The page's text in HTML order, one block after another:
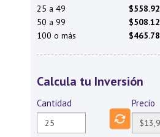
25 a 49
$558.92
50 a 99
$508.12
100 o más
$465.78
Calcula tu Inversión
Cantidad Precio